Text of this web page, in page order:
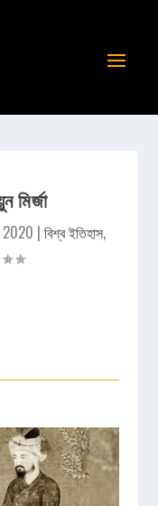
মির্জা
2020 | বিশ্ব ইতিহাস,